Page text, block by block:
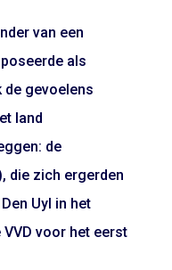
van een
als
gevoelens
land
de
die zich ergerden
Uyl in het
voor het eerst